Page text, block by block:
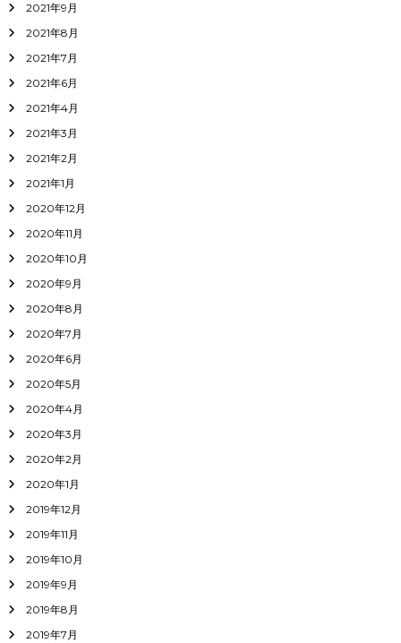
2021年9月
2021年8月
2021年7月
2021年6月
2021年4月
2021年3月
2021年2月
2021年1月
2020年12月
2020年11月
2020年10月
2020年9月
2020年8月
2020年7月
2020年6月
2020年5月
2020年4月
2020年3月
2020年2月
2020年1月
2019年12月
2019年11月
2019年10月
2019年9月
2019年8月
2019年7月